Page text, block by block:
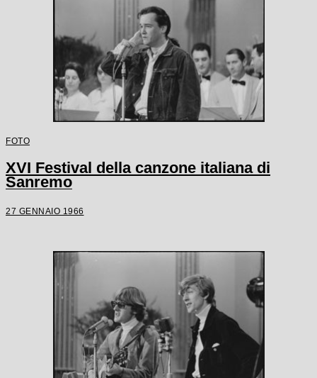
FOTO
XVI Festival della canzone italiana di
Sanremo
27 GENNAIO 1966